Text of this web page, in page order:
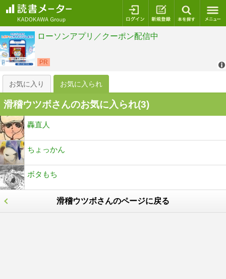
ログイン 新規登録
お気に入り お気に入られ
滑稽ウツボさんのお気に入られ(3)
轟直人
ちょっかん
ボタもち
滑稽ウツボさんのページに戻る